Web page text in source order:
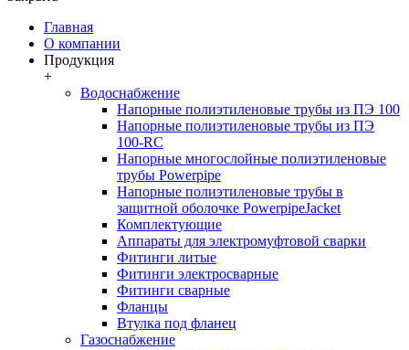
Главная
О компании
Продукция
+
Водоснабжение
Напорные полиэтиленовые трубы из ПЭ 100
Напорные полиэтиленовые трубы из ПЭ
100-RC
Напорные многослойные полиэтиленовые
трубы Powerpipe
Напорные полиэтиленовые трубы в
защитной оболочке PowerpipeJacket
Комплектующие
Аппараты для электромуфтовой сварки
Фитинги литые
Фитинги электросварные
Фитинги сварные
Фланцы
Втулка под фланец
Газоснабжение